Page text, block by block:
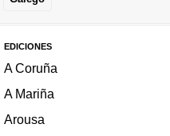
EDICIONES
A Coruña
A Mariña
Arousa